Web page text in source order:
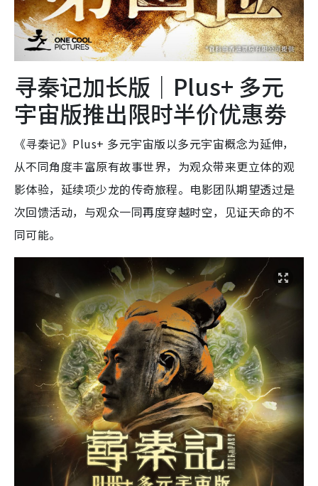
寻秦记加长版｜Plus+ 多元
宇宙版推出限时半价优惠劵
《寻秦记》Plus+ 多元宇宙版以多元宇宙概念为延伸，
从不同角度丰富原有故事世界，为观众带来更立体的观
影体验，延续项少龙的传奇旅程。电影团队期望透过是
次回馈活动，与观众一同再度穿越时空，见证天命的不
同可能。